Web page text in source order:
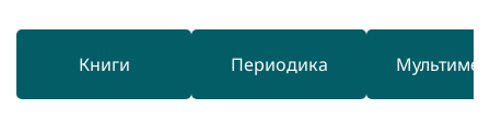
Книги Периодика